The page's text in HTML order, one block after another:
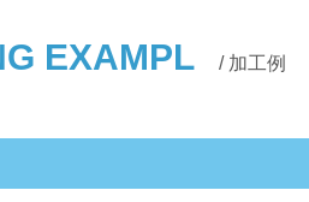
EXAMPL / 加工例